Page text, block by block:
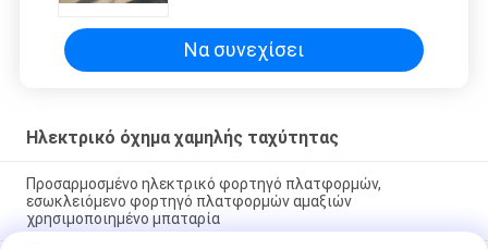
Να συνεχίσει
Ηλεκτρικό όχημα χαμηλής ταχύτητας
Προσαρμοσμένο ηλεκτρικό φορτηγό πλατφορμών,
εσωκλειόμενο φορτηγό πλατφορμών αμαξιών
χρησιμοποιημένο μπαταρία